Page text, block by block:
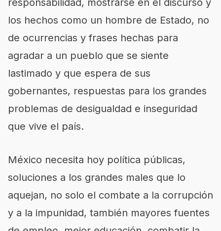
responsabilidad, mostrarse en el discurso y
los hechos como un hombre de Estado, no
de ocurrencias y frases hechas para
agradar a un pueblo que se siente
lastimado y que espera de sus
gobernantes, respuestas para los grandes
problemas de desigualdad e inseguridad
que vive el país.
México necesita hoy política públicas,
soluciones a los grandes males que lo
aquejan, no solo el combate a la corrupción
y a la impunidad, también mayores fuentes